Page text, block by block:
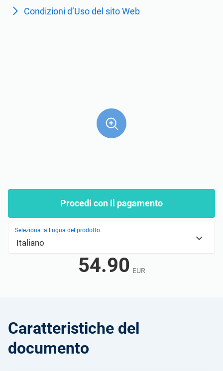
ISO 13485
Telecomunicazioni
Settore Automotive
Laboratori
Condizioni d’Uso del sito Web
Seleziona la lingua del prodotto
Italiano
54.90 EUR
Procedi con il pagamento
Caratteristiche del
documento